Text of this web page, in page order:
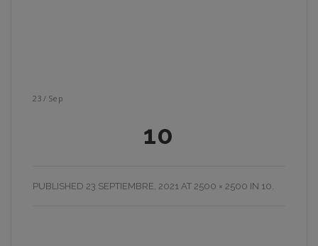
23 / Sep
10
PUBLISHED 23 SEPTIEMBRE, 2021 AT 2500 × 2500 IN 10.